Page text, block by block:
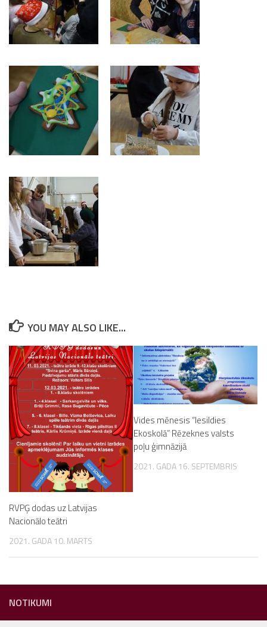
YOU MAY ALSO LIKE...
RVPĢ dodas uz Latvijas
Nacionālo teātri
2021. GADA 10. MARTS
Vides mēnesis “Iesildies
Ekoskolā” Rēzeknes valsts
poļu ģimnāzijā
2021. GADA 16. SEPTEMBRIS
NOTIKUMI